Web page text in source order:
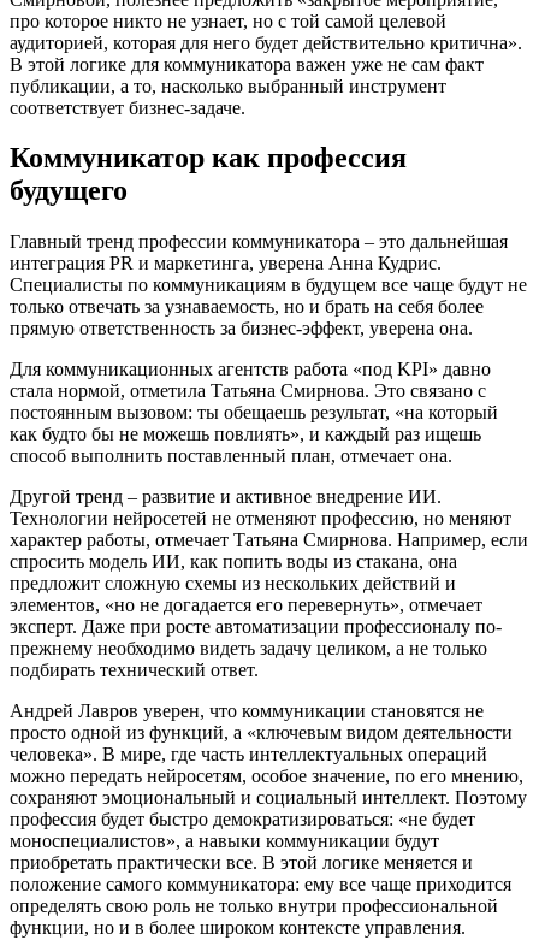
про которое никто не узнает, но с той самой целевой
аудиторией, которая для него будет действительно критична».
В этой логике для коммуникатора важен уже не сам факт
публикации, а то, насколько выбранный инструмент
соответствует бизнес-задаче.
Коммуникатор как профессия
будущего
Главный тренд профессии коммуникатора – это дальнейшая
интеграция PR и маркетинга, уверена Анна Кудрис.
Специалисты по коммуникациям в будущем все чаще будут не
только отвечать за узнаваемость, но и брать на себя более
прямую ответственность за бизнес-эффект, уверена она.
Для коммуникационных агентств работа «под KPI» давно
стала нормой, отметила Татьяна Смирнова. Это связано с
постоянным вызовом: ты обещаешь результат, «на который
как будто бы не можешь повлиять», и каждый раз ищешь
способ выполнить поставленный план, отмечает она.
Другой тренд – развитие и активное внедрение ИИ.
Технологии нейросетей не отменяют профессию, но меняют
характер работы, отмечает Татьяна Смирнова. Например, если
спросить модель ИИ, как попить воды из стакана, она
предложит сложную схемы из нескольких действий и
элементов, «но не догадается его перевернуть», отмечает
эксперт. Даже при росте автоматизации профессионалу по-
прежнему необходимо видеть задачу целиком, а не только
подбирать технический ответ.
Андрей Лавров уверен, что коммуникации становятся не
просто одной из функций, а «ключевым видом деятельности
человека». В мире, где часть интеллектуальных операций
можно передать нейросетям, особое значение, по его мнению,
сохраняют эмоциональный и социальный интеллект. Поэтому
профессия будет быстро демократизироваться: «не будет
моноспециалистов», а навыки коммуникации будут
приобретать практически все. В этой логике меняется и
положение самого коммуникатора: ему все чаще приходится
определять свою роль не только внутри профессиональной
функции, но и в более широком контексте управления.